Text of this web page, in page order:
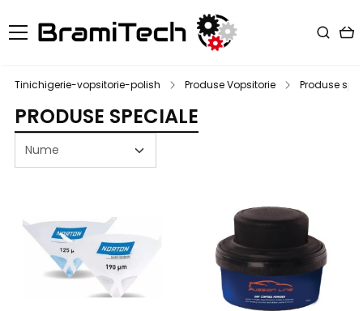
Tinichigerie-vopsitorie-polish Produse Vopsitorie Produse
PRODUSE SPECIALE